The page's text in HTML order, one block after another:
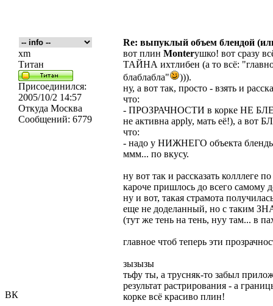
ВК
Re: выпуклый объем блендой
xm
Титан
Присоединился:
2005/10/2 14:57
Откуда Москва
Сообщений: 6779
вот плин Monterушко! вот сразу
ТАЙНА ихтлибен (а то всё:
блаблабла"
))).
ну, а вот так, просто - взять и
что:
- ПРОЗРАЧНОСТИ в корке НЕ
не активна apply, мать её!), а
что:
- надо у НИЖНЕГО объекта бленды
ммм... по вкусу.
ну вот так и рассказать колллеге
кароче пришлось до всего самому
ну и вот, такая страмота
еще не доделанный, но с таким
(тут же тень на тень, нуу там... в
главное чтоб теперь эти
зызызы
тьфу ты, а трусняк-то забыл
результат растрирования - а
корке всё красиво плин!